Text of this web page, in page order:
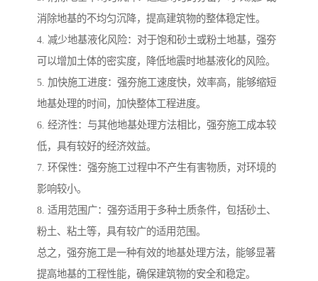
消除地基的不均匀沉降，提高建筑物的整体稳定性。
4. 减少地基液化风险：对于饱和砂土或粉土地基，强夯
可以增加土体的密实度，降低地震时地基液化的风险。
5. 加快施工进度：强夯施工速度快，效率高，能够缩短
地基处理的时间，加快整体工程进度。
6. 经济性：与其他地基处理方法相比，强夯施工成本较
低，具有较好的经济效益。
7. 环保性：强夯施工过程中不产生有害物质，对环境的
影响较小。
8. 适用范围广：强夯适用于多种土质条件，包括砂土、
粉土、粘土等，具有较广的适用范围。
总之，强夯施工是一种有效的地基处理方法，能够显著
提高地基的工程性能，确保建筑物的安全和稳定。